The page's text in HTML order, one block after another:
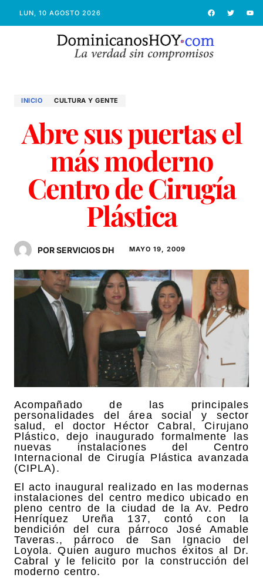
LUN, 10 AGOSTO 2026
INICIO CULTURA Y GENTE
Abre sus puertas el
más moderno
Centro de Cirugía
Plástica
POR SERVICIOS DH MAYO 19, 2009
Acompañado de las principales
personalidades del área social y sector
salud, el doctor Héctor Cabral, Cirujano
Plástico, dejo inaugurado formalmente las
nuevas instalaciones del Centro
Internacional de Cirugía Plástica avanzada
(CIPLA).
El acto inaugural realizado en las modernas
instalaciones del centro medico ubicado en
pleno centro de la ciudad de la Av. Pedro
Henríquez Ureña 137, contó con la
bendición del cura párroco José Amable
Taveras., párroco de San Ignacio del
Loyola. Quien auguro muchos éxitos al Dr.
Cabral y le felicito por la construcción del
moderno centro.